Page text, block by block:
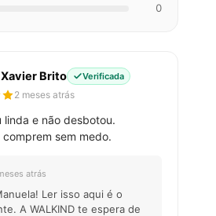
0
Brito Verificada
2 meses atrás
linda e não desbotou.
sem medo.
atrás
Ler isso aqui é o
A WALKIND te espera de